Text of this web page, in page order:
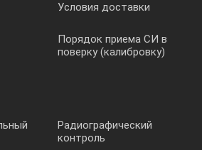
Условия доставки
Порядок приема СИ в
поверку (калибровку)
Радиографический
контроль